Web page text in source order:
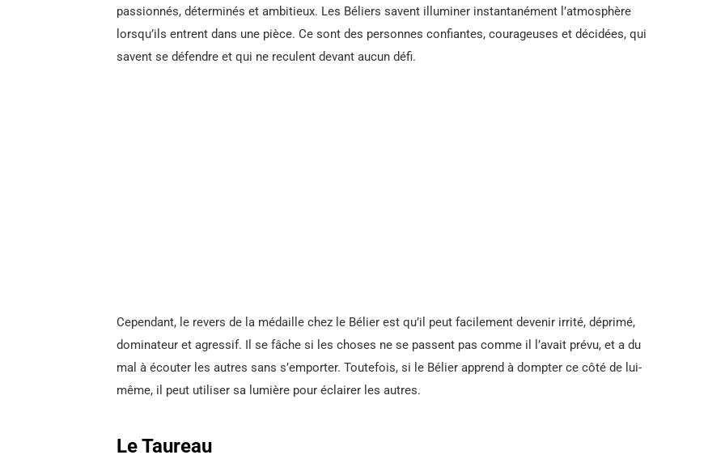
passionnés, déterminés et ambitieux. Les Béliers savent illuminer instantanément l’atmosphère
lorsqu’ils entrent dans une pièce. Ce sont des personnes confiantes, courageuses et décidées, qui
savent se défendre et qui ne reculent devant aucun défi.
Cependant, le revers de la médaille chez le Bélier est qu’il peut facilement devenir irrité, déprimé,
dominateur et agressif. Il se fâche si les choses ne se passent pas comme il l’avait prévu, et a du
mal à écouter les autres sans s’emporter. Toutefois, si le Bélier apprend à dompter ce côté de lui-
même, il peut utiliser sa lumière pour éclairer les autres.
Le Taureau